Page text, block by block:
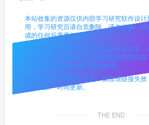
本站收集的资源仅供内部学习研究软件设
用，学习研究后请自觉删除，请勿传播，
成的任何后果责任自负。
如果用于其他用途，请购买正版支持作者
「探码先锋」发布的内容若侵犯到您的权
箱:admin@txav.cn 进行删除处理。
本站资源大多存储在云盘，如发现链接失效
我们会第一时间更新。
THE END